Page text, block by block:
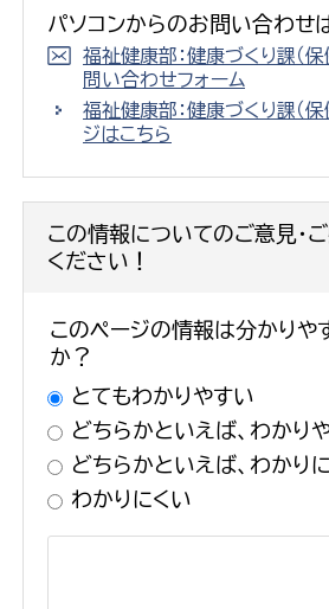
パソコンからのお問い合わせ
福祉健康部：健康づくり課（
問い合わせフォーム
福祉健康部：健康づくり課（
ジはこちら
この情報についてのご意見・
ください！
このページの情報は分かりや
か？
とてもわかりやすい
どちらかといえば、わかり
どちらかといえば、わかり
わかりにくい